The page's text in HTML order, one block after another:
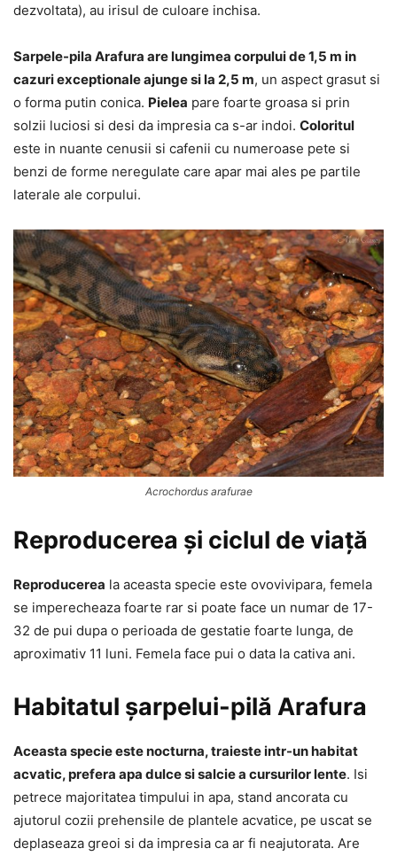
dezvoltata), au irisul de culoare inchisa.
Sarpele-pila Arafura are lungimea corpului de 1,5 m in
cazuri exceptionale ajunge si la 2,5 m, un aspect grasut si
o forma putin conica. Pielea pare foarte groasa si prin
solzii luciosi si desi da impresia ca s-ar indoi. Coloritul
este in nuante cenusii si cafenii cu numeroase pete si
benzi de forme neregulate care apar mai ales pe partile
laterale ale corpului.
Acrochordus arafurae
Reproducerea și ciclul de viață
Reproducerea la aceasta specie este ovovivipara, femela
se imperecheaza foarte rar si poate face un numar de 17-
32 de pui dupa o perioada de gestatie foarte lunga, de
aproximativ 11 luni. Femela face pui o data la cativa ani.
Habitatul șarpelui-pilă Arafura
Aceasta specie este nocturna, traieste intr-un habitat
acvatic, prefera apa dulce si salcie a cursurilor lente. Isi
petrece majoritatea timpului in apa, stand ancorata cu
ajutorul cozii prehensile de plantele acvatice, pe uscat se
deplaseaza greoi si da impresia ca ar fi neajutorata. Are